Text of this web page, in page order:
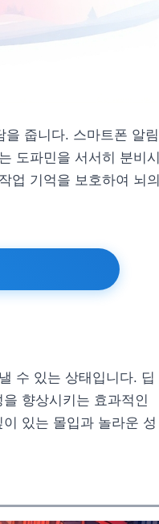
줍니다. 스마트폰 알림
도파민을 서서히 분비시
업 기억을 보호하여 뇌의
수 있는 상태입니다. 딥
향상시키는 효과적인
있는 몰입과 놀라운 성